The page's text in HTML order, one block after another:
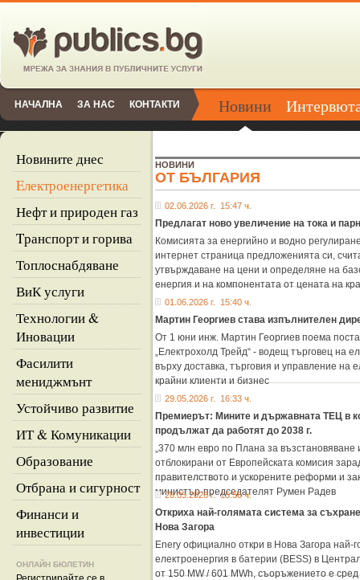
НАЧАЛНА ЗА НАС КОНТАКТИ Новини
Новините днес
Eлектроенергетика
Нефт и природен газ
Tранспорт и горива
Топлоснабдяване
ВиК услуги
Технологии &
Иновации
Фасилити
мениджмънт
Устойчиво развитие
ИТ & Комуникации
Образование
Отбрана и сигурност
Финанси и
инвестиции
ОНЛАЙН БЮЛЕТИН
НОВИНИ
ОТ БЪЛГАРИЯ
02.06.2026 г. 15:47 ч.
Предлагат ново увеличение на тока и
Комисията за енергийно и водно
интернет страница предложенията си,
утвърждаване на цени и определяне на
енергия и на компонентата от цената на
01.06.2026 г. 15:40 ч.
Мартин Георгиев става изпълнителен
От 1 юни инж. Мартин Георгиев поема
„Електрохолд Трейд“ - водещ търговец на
върху доставка, търговия и управление на
крайни клиенти и бизнес
29.05.2026 г. 16:33 ч.
Премиерът: Mините и държавната ТЕЦ в
продължат да работят до 2038 г.
„370 млн евро по Плана за възстановяване
отблокирани от Европейската комисия
правителството и ускорените реформи и
министър-председателят Румен Радев
26.05.2026 г. 15:56 ч.
Откриха най-голямата система за
Нова Загора
Enery официално откри в Нова Загора най-
електроенергия в батерии (BESS) в
от 150 MW / 601 MWh, съоръжението е